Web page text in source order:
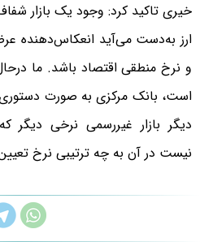
خیری تاکید کرد: وجود یک بازار
ارز به‌دست می‌آید انعکاس‌دهنده
و نرخ منطقی اقتصاد باشد. ما
است، بانک مرکزی به صورت
دیگر بازار غیررسمی نرخی
نیست در آن به چه ترتیبی نرخ